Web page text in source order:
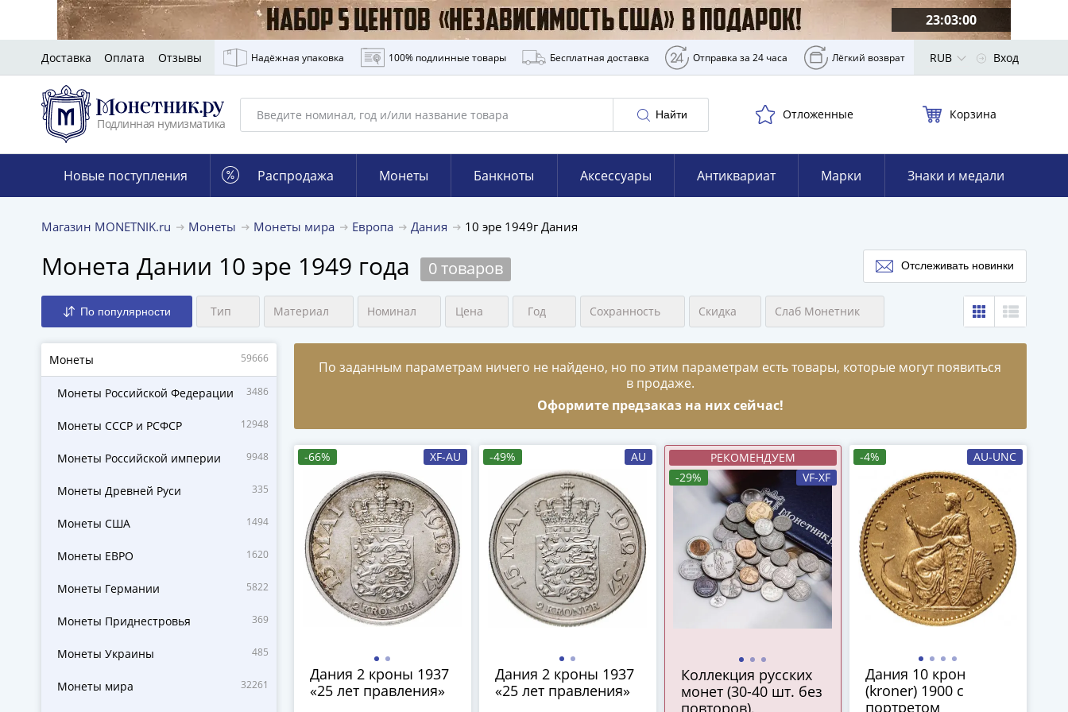
23:02:59
Доставка Оплата Отзывы Надёжная упаковка 100% подлинные товары Бесплатная доставка Отправка за 24 часа Лёгкий возврат RUB Вход
Подлинная нумизматика
Найти Отложенные Корзина
Новые поступления Распродажа Монеты Банкноты Аксессуары Антиквариат Марки Знаки и медали
Магазин MONETNIK.ru Монеты Монеты мира Европа Дания 10 эре 1949г Дания
Монета Дании 10 эре 1949 года 0 товаров Отслеживать новинки
По популярности Тип Материал Номинал Цена Год Сохранность Скидка Слаб Монетник
Монеты 59666
Монеты Российской Федерации 3486
Монеты СССР и РСФСР 12948
Монеты Российской империи 9948
Монеты Древней Руси 335
Монеты США 1494
Монеты ЕВРО 1620
Монеты Германии 5822
Монеты Приднестровья 369
Монеты Украины 485
Монеты мира 32261
По заданным параметрам ничего не найдено, но по этим параметрам есть товары, которые могут появиться
в продаже.
Оформите предзаказ на них сейчас!
-66% XF-AU
Дания 2 кроны 1937
«25 лет правления»
-49% AU
Дания 2 кроны 1937
«25 лет правления»
РЕКОМЕНДУЕМ
-29%
VF-XF
Коллекция русских
монет (30-40 шт. без
повторов).
-4% AU-UNC
Дания 10 крон
(kroner) 1900 с
портретом